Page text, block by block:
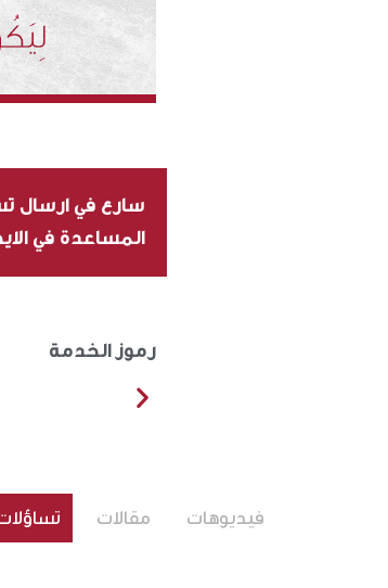
سارع في ارسال
المساعدة في
رموز الخدمة
مقالات فيديوهات